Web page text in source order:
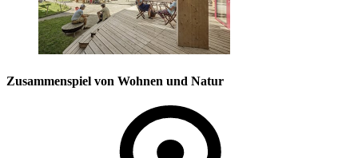
Zusammenspiel von Wohnen und Natur